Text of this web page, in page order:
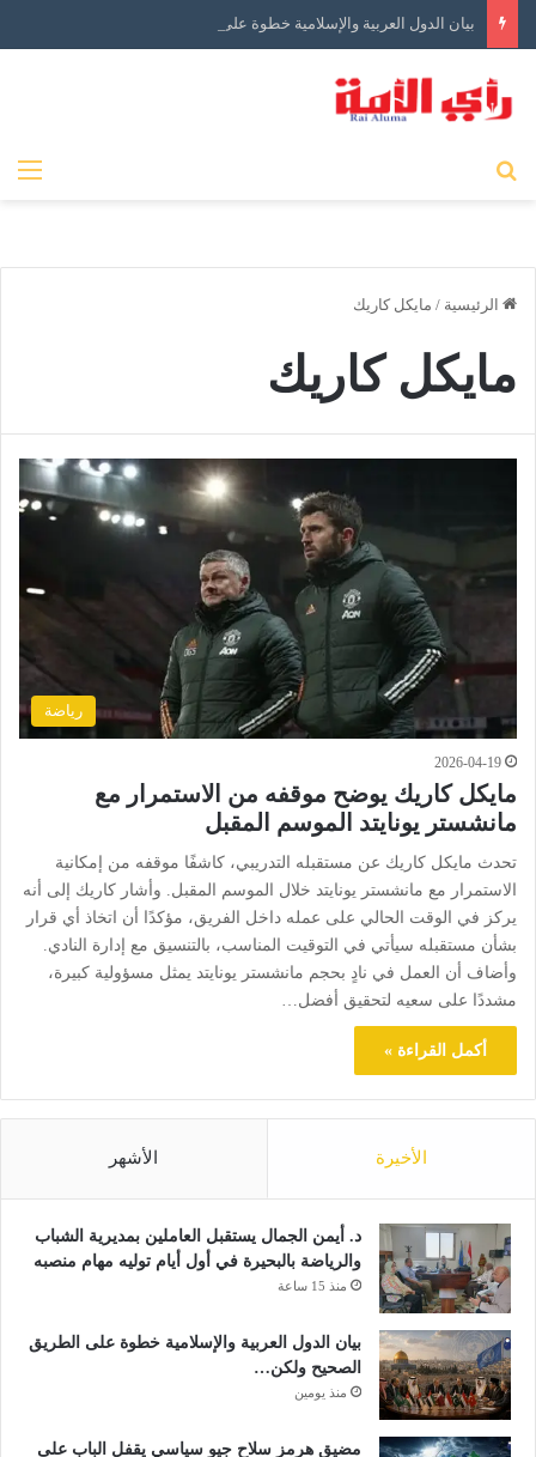
بيان الدول العربية والإسلامية خطوة على الطريق الصحيح ولكن…
الرئيسية / مايكل كاريك
مايكل كاريك
رياضة
2026-04-19
مايكل كاريك يوضح موقفه من الاستمرار مع
مانشستر يونايتد الموسم المقبل
تحدث مايكل كاريك عن مستقبله التدريبي، كاشفًا موقفه من إمكانية
الاستمرار مع مانشستر يونايتد خلال الموسم المقبل. وأشار كاريك إلى أنه
يركز في الوقت الحالي على عمله داخل الفريق، مؤكدًا أن اتخاذ أي قرار
بشأن مستقبله سيأتي في التوقيت المناسب، بالتنسيق مع إدارة النادي.
وأضاف أن العمل في نادٍ بحجم مانشستر يونايتد يمثل مسؤولية كبيرة،
مشددًا على سعيه لتحقيق أفضل…
أكمل القراءة »
الأخيرة الأشهر
د. أيمن الجمال يستقبل العاملين بمديرية الشباب
والرياضة بالبحيرة في أول أيام توليه مهام منصبه
منذ 15 ساعة
بيان الدول العربية والإسلامية خطوة على الطريق
الصحيح ولكن…
منذ يومين
مضيق هرمز سلاح جيو سياسي يقفل الباب على